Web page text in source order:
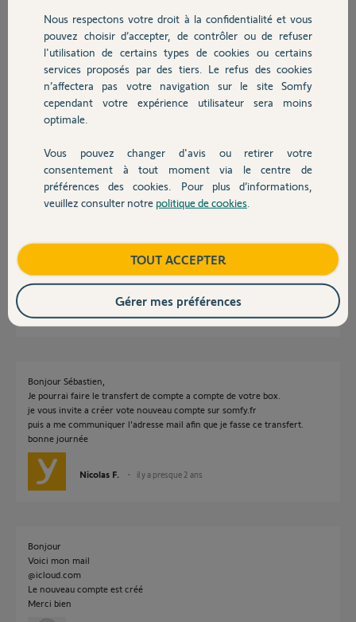
Chauffage
Autres produits
Devis avec un pro
Contact
Réponses
Bonjour
Jean-Luc B. il y a presque 2 ans
Merci
0201-3951-0620
Sebastien D. il y a presque 2 ans
Bonjour Sébastien,
Je pourrai faire le transfert de compte a compte de votre box.
je vous invite a créer vote nouveau compte sur somfy.fr
puis a me communiquer l'adresse mail afin que je fasse ce transfert.
bonne journée
Nicolas F. il y a presque 2 ans
Bonjour
Voici mon mail
@icloud.com
Le nouveau compte est créé
Merci bien
Nous respectons votre droit à la confidentialité et vous
pouvez choisir d’accepter, de contrôler ou de refuser
l'utilisation de certains types de cookies ou certains
services proposés par des tiers. Le refus des cookies
n’affectera pas votre navigation sur le site Somfy
cependant votre expérience utilisateur sera moins
optimale.
Vous pouvez changer d'avis ou retirer votre
consentement à tout moment via le centre de
préférences des cookies. Pour plus d’informations,
veuillez consulter notre politique de cookies
TOUT ACCEPTER
Gérer mes préférences